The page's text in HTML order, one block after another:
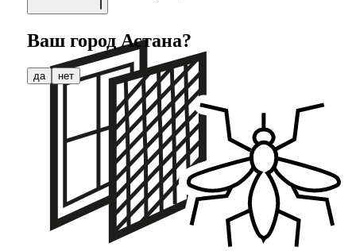
Ваш город Астана?
да нет